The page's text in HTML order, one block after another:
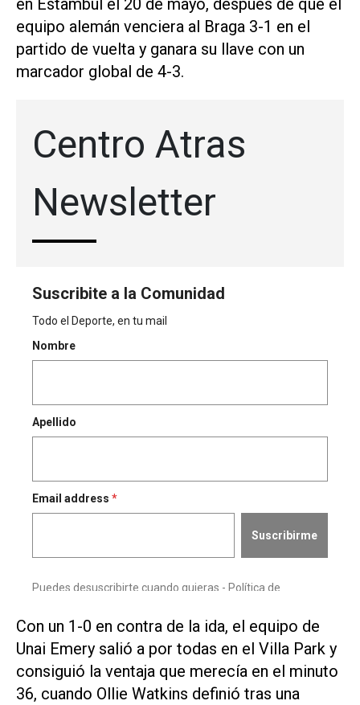
en Estambul el 20 de mayo, después de que el
​equipo alemán venciera ⁠al Braga 3-1 en el
partido de vuelta ‌y ganara su llave con un
⁠marcador global de 4-3.
Con un ⁠1-0 en contra de la ida, el equipo de
Unai Emery salió a por todas en el Villa ⁠Park y
consiguió la ventaja que merecía en ​el minuto
36, cuando Ollie Watkins ‌definió tras una